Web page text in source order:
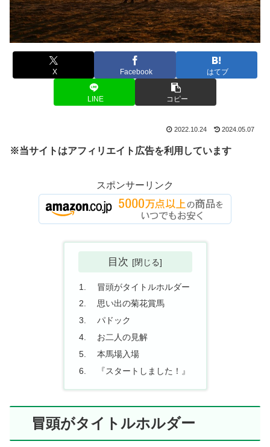
X Facebook はてブ
LINE コピー
2022.10.24 2024.05.07
※当サイトはアフィリエイト広告を利用しています
スポンサーリンク
目次
冒頭がタイトルホルダー
思い出の菊花賞馬
パドック
お二人の見解
本馬場入場
『スタートしました！』
冒頭がタイトルホルダー